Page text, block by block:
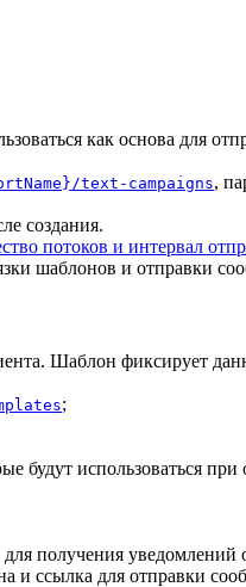
как основа для
text-campaigns,
создания.
потоков и интервал
шаблонов и отправки
Шаблон фиксирует
;
использоваться при
для получения уведомлений
и ссылка для отправки